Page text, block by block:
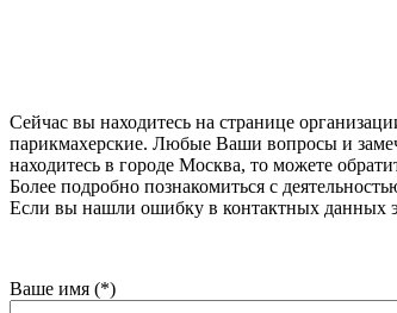
Сейчас вы находитесь на странице
парикмахерские. Любые Ваши вопросы и
находитесь в городе Москва, то можете
Более подробно познакомиться с
Если вы нашли ошибку в контактных данных
Ваше имя (*)